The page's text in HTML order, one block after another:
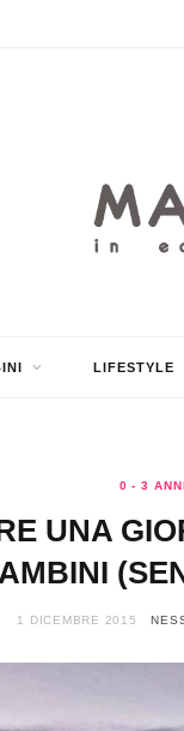
LIFESTYLE
0 - 3 ANNI
UNA
1 DICEMBRE 2015